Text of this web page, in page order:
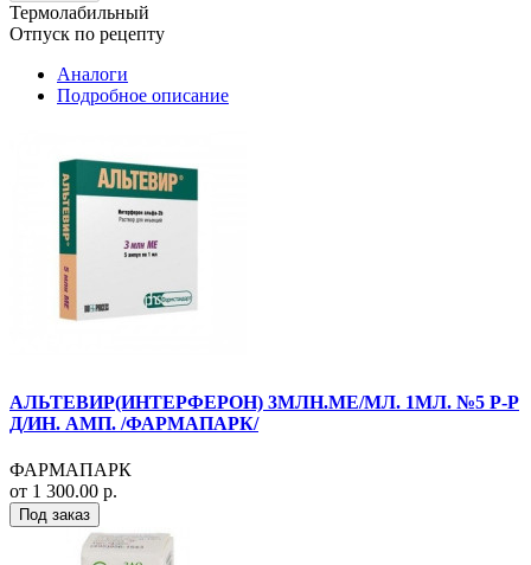
Термолабильный
Отпуск по рецепту
Аналоги
Подробное описание
АЛЬТЕВИР(ИНТЕРФЕРОН) 3МЛН.МЕ/МЛ. 1МЛ. №5 Р-Р
Д/ИН. АМП. /ФАРМАПАРК/
ФАРМАПАРК
от 1 300.00 р.
Под заказ